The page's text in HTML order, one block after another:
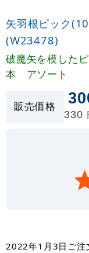
矢羽根ピック
(W23478)
破魔矢を模した
本 アソート
販売価格
330
2022年1月3日 ご注